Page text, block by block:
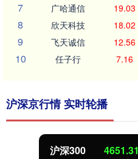
7 广哈通信 19.03
8 欣天科技 18.02
9 飞天诚信 12.56
10 任子行 7.16
沪深京行情 实时轮播
沪深300 4651.31